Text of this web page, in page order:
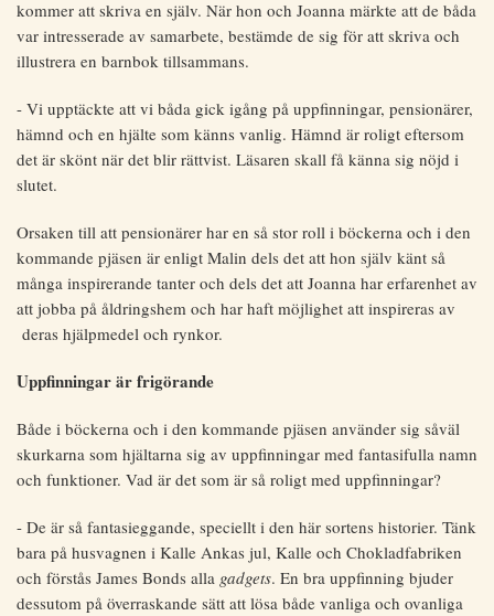
kommer att skriva en själv. När hon och Joanna märkte att de båda
var intresserade av samarbete, bestämde de sig för att skriva och
illustrera en barnbok tillsammans.
- Vi upptäckte att vi båda gick igång på uppfinningar, pensionärer,
hämnd och en hjälte som känns vanlig. Hämnd är roligt eftersom
det är skönt när det blir rättvist. Läsaren skall få känna sig nöjd i
slutet.
Orsaken till att pensionärer har en så stor roll i böckerna och i den
kommande pjäsen är enligt Malin dels det att hon själv känt så
många inspirerande tanter och dels det att Joanna har erfarenhet av
att jobba på åldringshem och har haft möjlighet att inspireras av
deras hjälpmedel och rynkor.
Uppfinningar är frigörande
Både i böckerna och i den kommande pjäsen använder sig såväl
skurkarna som hjältarna sig av uppfinningar med fantasifulla namn
och funktioner. Vad är det som är så roligt med uppfinningar?
- De är så fantasieggande, speciellt i den här sortens historier. Tänk
bara på husvagnen i Kalle Ankas jul, Kalle och Chokladfabriken
och förstås James Bonds alla gadgets. En bra uppfinning bjuder
dessutom på överraskande sätt att lösa både vanliga och ovanliga